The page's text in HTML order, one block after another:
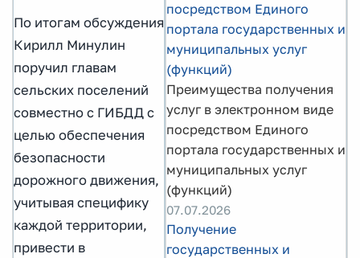
По итогам обсуждения
Кирилл Минулин
поручил главам
сельских поселений
совместно с ГИБДД с
целью обеспечения
безопасности
дорожного движения,
учитывая специфику
каждой территории,
привести в
посредством Единого
портала государственных и
муниципальных услуг
(функций)
Преимущества получения
услуг в электронном виде
посредством Единого
портала государственных и
муниципальных услуг
(функций)
07.07.2026
Получение
государственных и